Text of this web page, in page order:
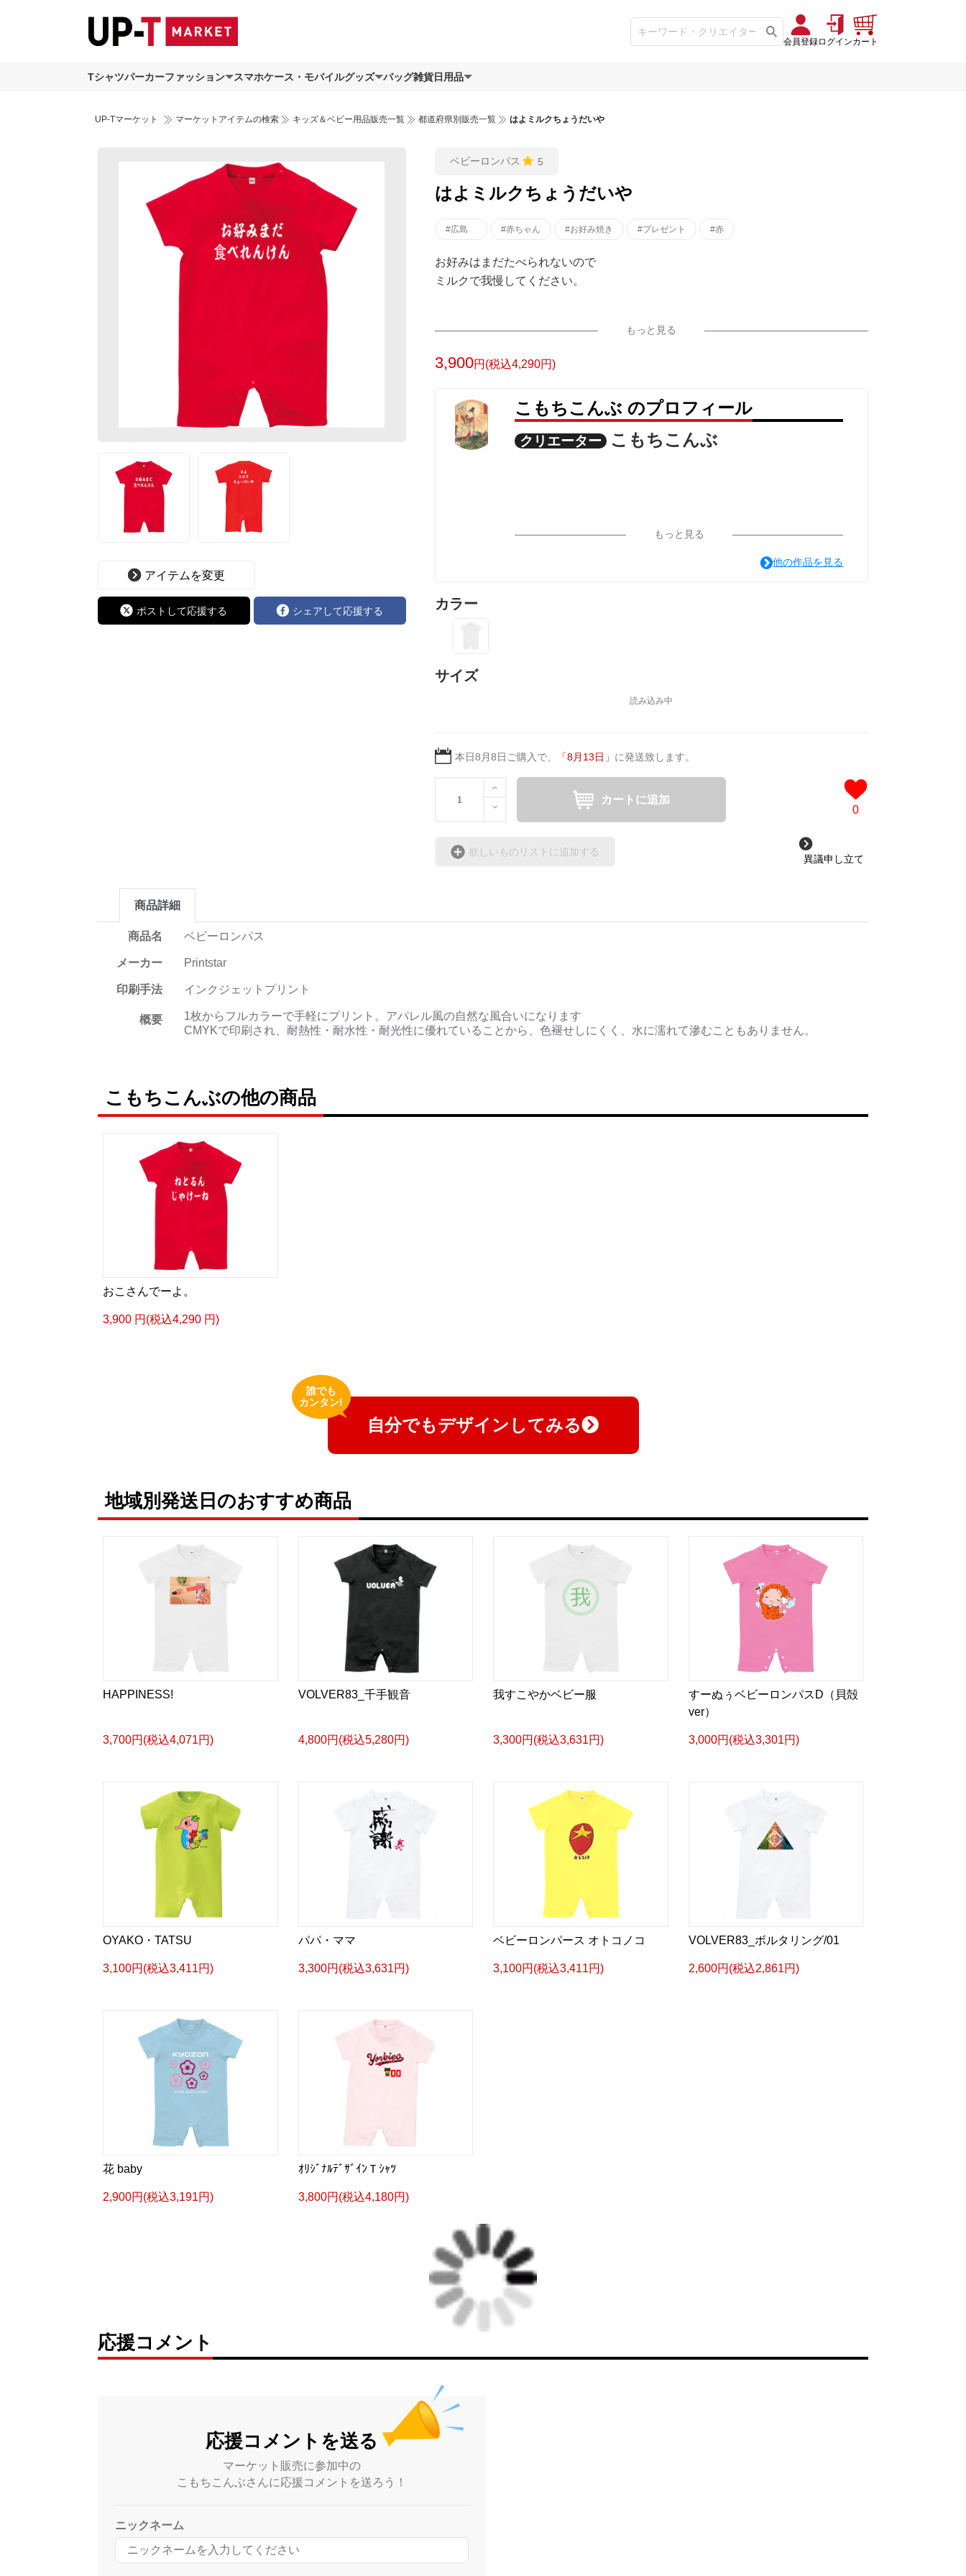
会員登録ログインカート
Tシャツパーカーファッション スマホケース・モバイルグッズ バッグ雑貨日用品
UP-Tマーケット マーケットアイテムの検索 キッズ＆ベビー用品販売一覧 都道府県別販売一覧 はよミルクちょうだいや
アイテムを変更
ポストして応援する シェアして応援する
ベビーロンパス 5
はよミルクちょうだいや
#広島 #赤ちゃん #お好み焼き #プレゼント #赤
お好みはまだたべられないので
ミルクで我慢してください。
もっと見る
3,900円(税込4,290円)
こもちこんぶ のプロフィール
クリエーター こもちこんぶ
もっと見る
他の作品を見る
カラー
サイズ
本日8月8日 ご購入で、 「8月13日 」 に発送致します。
カートに追加
0
欲しいものリストに追加する
異議申し立て
商品詳細
商品名 ベビーロンパス
メーカー Printstar
印刷手法 インクジェットプリント
概要
1枚からフルカラーで手軽にプリント。アパレル風の自然な風合いになります
CMYKで印刷され、耐熱性・耐水性・耐光性に優れていることから、色褪せしにくく、水に濡れて滲むこともありません。
こもちこんぶの他の商品
おこさんでーよ。
3,900 円(税込4,290 円)
自分でもデザインしてみる
誰でも
カンタン!
地域別発送日のおすすめ商品
HAPPINESS!
3,700円(税込4,071円)
VOLVER83_千手観音
4,800円(税込5,280円)
我すこやかベビー服
3,300円(税込3,631円)
すーぬぅベビーロンパスD（貝殻
ver）
3,000円(税込3,301円)
OYAKO・TATSU
3,100円(税込3,411円)
パパ・ママ
3,300円(税込3,631円)
ベビーロンパース オトコノコ
3,100円(税込3,411円)
VOLVER83_ボルタリング/01
2,600円(税込2,861円)
花 baby
2,900円(税込3,191円)
ｵﾘｼﾞﾅﾙﾃﾞｻﾞｲﾝＴｼｬﾂ
3,800円(税込4,180円)
応援コメント
応援コメントを送る
マーケット販売に参加中の
こもちこんぶさんに応援コメントを送ろう！
ニックネーム